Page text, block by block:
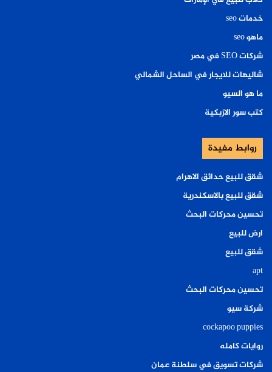
خدمات seo
ماهو seo
شركات SEO في مصر
شاليهات للايجار في الساحل الشمالي
ما هو السيو
كتب سور الازبكية
روابط مفيدة
شقق للبيع حدائق الاهرام
شقق للبيع بالاسكندرية
تحسين محركات البحث
ارض للبيع
شقق للبيع
apt
تحسين محركات البحث
شركة سيو
cockapoo puppies
روايات كامله
شركات تسويق في سلطنة عمان